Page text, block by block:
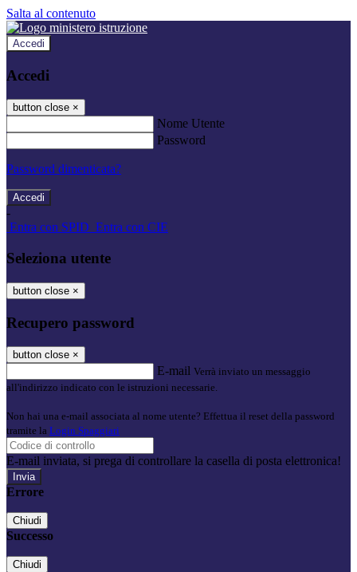
Salta al contenuto
Accedi
Accedi
button close ×
Nome Utente
Password
Password dimenticata?
-
Entra con SPID Entra con CIE
Seleziona utente
button close ×
Recupero password
button close ×
E-mail Verrà inviato un messaggio
all'indirizzo indicato con le istruzioni necessarie.
Non hai una e-mail associata al nome utente? Effettua il reset della password
tramite la Login Spaggiari
E-mail inviata, si prega di controllare la casella di posta elettronica!
Errore
Chiudi
Successo
Chiudi